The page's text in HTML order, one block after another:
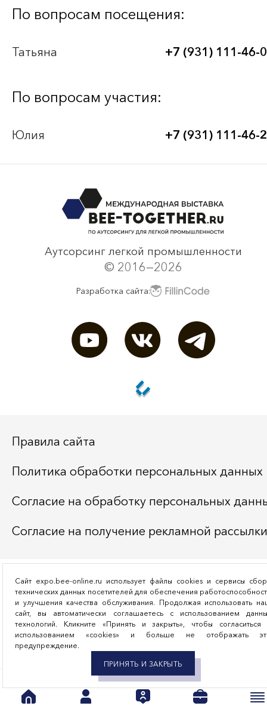
Bee-Together 21 (2026)
BEE-TOGETHER.KG 3-я Международная
смотреть все
По вопросам посещения:
Татьяна +7 (931) 111-46-
По вопросам участия:
Юлия +7 (931) 111-46-
Аутсорсинг легкой промышленности
© 2016—2026
Разработка сайта:
Правила сайта
Политика обработки персональных данных
Согласие на обработку персональных
Согласие на получение рекламной рассылки
Сайт expo.bee-online.ru использует файлы cookies и сервисы
технических данных посетителей для обеспечения
и улучшения качества обслуживания. Продолжая использовать
сайт, вы автоматически соглашаетесь с использованием
технологий. Кликните «Принять и закрыть», чтобы согласиться
использованием «cookies» и больше не отображать
предупреждение.
ПРИНЯТЬ И ЗАКРЫТЬ